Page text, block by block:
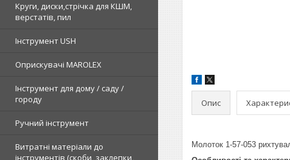
Круги, диски,стрічка для КШМ,
верстатів, пил
Інструмент USH
Оприскувачі MAROLEX
Інструмент для дому / саду /
городу
Ручний інструмент
Витратні матеріали до
Опис
Молоток 1-57-053